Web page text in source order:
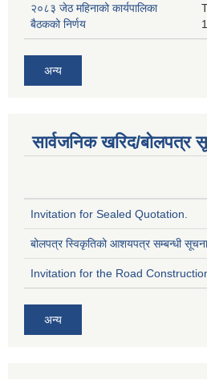
२०८३ जेठ महिनाको कार्यपालिका
बैठकको निर्णय
अन्य
सार्वजनिक खरिद/बोलपत्र
Invitation for Sealed Quotation.
बोलपत्र स्विकृतिको आशयपत्र सम्बन्धी
Invitation for the Road
अन्य